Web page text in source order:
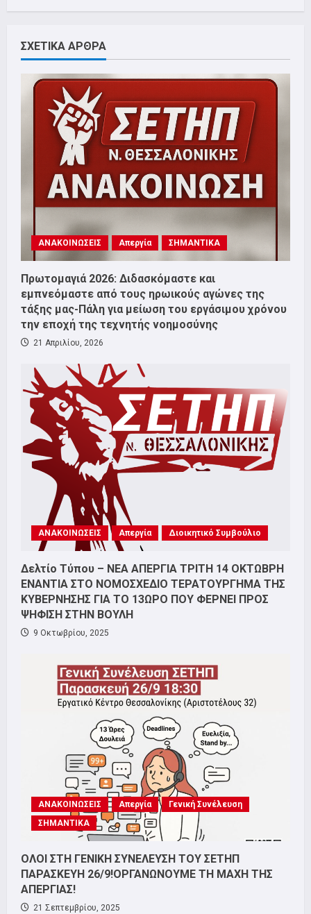
ΣΧΕΤΙΚΑ ΑΡΘΡΑ
ΑΝΑΚΟΙΝΩΣΕΙΣ Απεργία ΣΗΜΑΝΤΙΚΑ
Πρωτομαγιά 2026: Διδασκόμαστε και
εμπνεόμαστε από τους ηρωικούς αγώνες της
τάξης μας-Πάλη για μείωση του εργάσιμου χρόνου
την εποχή της τεχνητής νοημοσύνης
21 Απριλίου, 2026
ΑΝΑΚΟΙΝΩΣΕΙΣ Απεργία Διοικητικό Συμβούλιο
Δελτίο Τύπου – ΝΕΑ ΑΠΕΡΓΙΑ ΤΡΙΤΗ 14 ΟΚΤΩΒΡΗ
ΕΝΑΝΤΙΑ ΣΤΟ ΝΟΜΟΣΧΕΔΙΟ ΤΕΡΑΤΟΥΡΓΗΜΑ ΤΗΣ
ΚΥΒΕΡΝΗΣΗΣ ΓΙΑ ΤΟ 13ΩΡΟ ΠΟΥ ΦΕΡΝΕΙ ΠΡΟΣ
ΨΗΦΙΣΗ ΣΤΗΝ ΒΟΥΛΗ
9 Οκτωβρίου, 2025
ΑΝΑΚΟΙΝΩΣΕΙΣ Απεργία
Γενική Συνέλευση
ΣΗΜΑΝΤΙΚΑ
ΟΛΟΙ ΣΤΗ ΓΕΝΙΚΗ ΣΥΝΕΛΕΥΣΗ ΤΟΥ ΣΕΤΗΠ
ΠΑΡΑΣΚΕΥΗ 26/9!ΟΡΓΑΝΩΝΟΥΜΕ ΤΗ ΜΑΧΗ ΤΗΣ
ΑΠΕΡΓΙΑΣ!
21 Σεπτεμβρίου, 2025